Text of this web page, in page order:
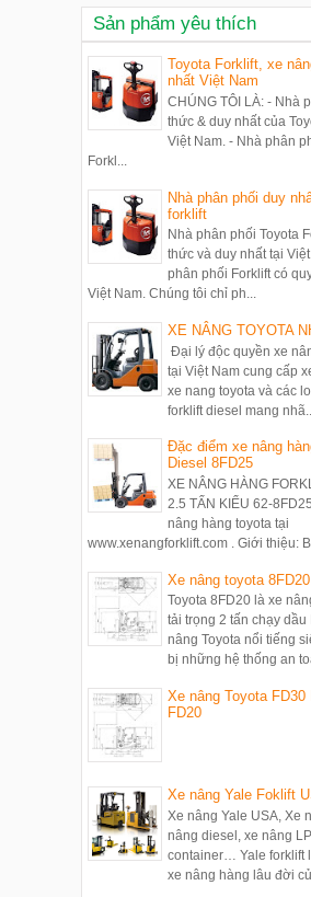
Sản phẩm yêu thích
Toyota Forklift, xe
nhất Việt Nam
CHÚNG TÔI LÀ: - Nhà
thức & duy nhất của
Việt Nam. - Nhà phân
Forkl...
Nhà phân phối duy
forklift
Nhà phân phối Toyota
thức và duy nhất tại
phân phối Forklift có
Việt Nam. Chúng tôi chỉ ph...
XE NÂNG TOYOTA
Đại lý độc quyền xe
tại Việt Nam cung cấp
xe nang toyota và các
forklift diesel mang nhã...
Đặc điểm xe nâng
Diesel 8FD25
XE NÂNG HÀNG
2.5 TẤN KIỂU 62-
nâng hàng toyota tại
www.xenangforklift.com . Giới thiệu:
Xe nâng toyota
Toyota 8FD20 là xe
tải trọng 2 tấn chạy dầu
nâng Toyota nổi tiếng
bị những hệ thống an
Xe nâng Toyota FD30
FD20
Xe nâng Yale Foklift
Xe nâng Yale USA, Xe
nâng diesel, xe nâng
container… Yale forklift
xe nâng hàng lâu đời